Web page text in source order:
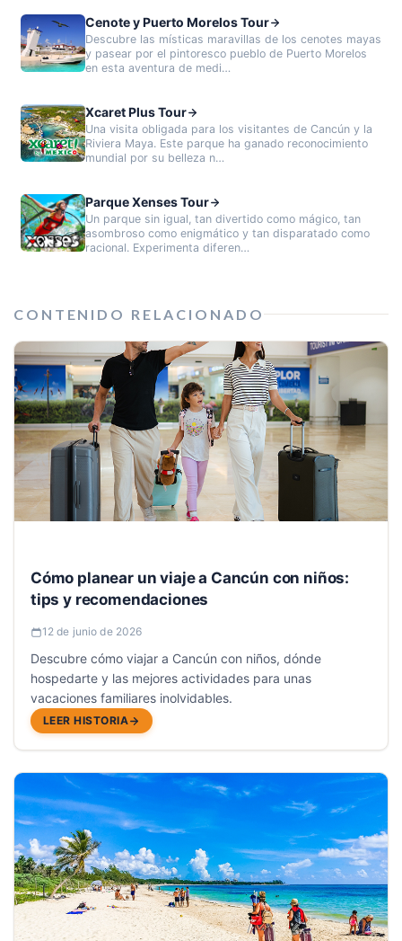
Cenote y Puerto Morelos Tour
Descubre las místicas maravillas de los cenotes mayas
y pasear por el pintoresco pueblo de Puerto Morelos
en esta aventura de medi…
Xcaret Plus Tour
Una visita obligada para los visitantes de Cancún y la
Riviera Maya. Este parque ha ganado reconocimiento
mundial por su belleza n…
Parque Xenses Tour
Un parque sin igual, tan divertido como mágico, tan
asombroso como enigmático y tan disparatado como
racional. Experimenta diferen…
CONTENIDO RELACIONADO
Cómo planear un viaje a Cancún con niños:
tips y recomendaciones
12 de junio de 2026
Descubre cómo viajar a Cancún con niños, dónde
hospedarte y las mejores actividades para unas
vacaciones familiares inolvidables.
LEER HISTORIA